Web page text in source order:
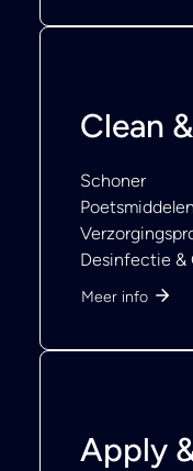
Clean
Schoner
Desinfectie &
Meer info
Apply